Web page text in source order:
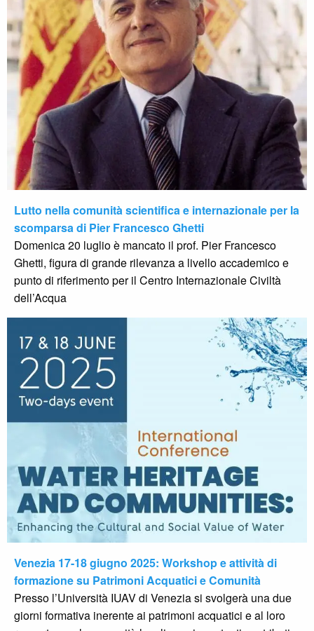
Lutto nella comunità scientifica e internazionale per la
scomparsa di Pier Francesco Ghetti
Domenica 20 luglio è mancato il prof. Pier Francesco
Ghetti, figura di grande rilevanza a livello accademico e
punto di riferimento per il Centro Internazionale Civiltà
dell’Acqua
Venezia 17-18 giugno 2025: Workshop e attività di
formazione su Patrimoni Acquatici e Comunità
Presso l’Università IUAV di Venezia si svolgerà una due
giorni formativa inerente ai patrimoni acquatici e al loro